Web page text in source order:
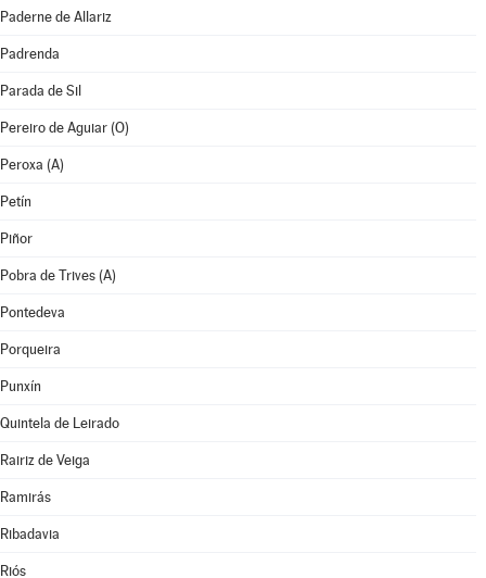
Paderne de Allariz
Padrenda
Parada de Sil
Pereiro de Aguiar (O)
Peroxa (A)
Petín
Piñor
Pobra de Trives (A)
Pontedeva
Porqueira
Punxín
Quintela de Leirado
Rairiz de Veiga
Ramirás
Ribadavia
Riós